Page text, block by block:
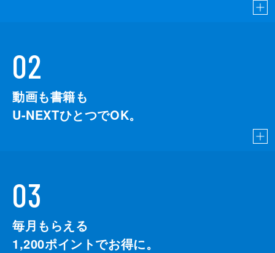
02
動画も書籍も
U-NEXTひとつでOK。
03
毎月もらえる
1,200ポイントでお得に。